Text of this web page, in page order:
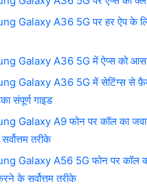
Galaxy A36 5G पर हर ऐप के
Galaxy A36 5G में ऐप्स को
Galaxy A36 5G में सेटिंग्स से
संपूर्ण गाइड
Galaxy A9 फोन पर कॉल का
तरीके
Galaxy A56 5G फोन पर कॉल
के सर्वोत्तम तरीके